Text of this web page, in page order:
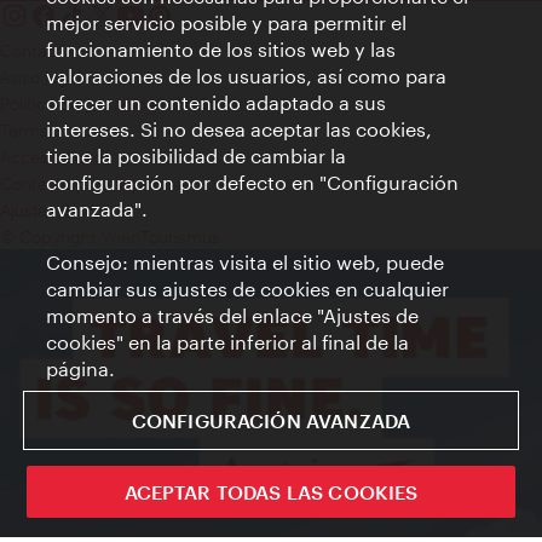
Contacto
Aviso legal
Política de privacidad de datos
Terms of Use
Accesibilidad
Contacto para la prensa
Ajustes de cookie
mejor servicio posible y para permitir el
funcionamiento de los sitios web y las
valoraciones de los usuarios, así como para
ofrecer un contenido adaptado a sus
intereses. Si no desea aceptar las cookies,
tiene la posibilidad de cambiar la
configuración por defecto en "Configuración
avanzada".
Consejo: mientras visita el sitio web, puede
cambiar sus ajustes de cookies en cualquier
momento a través del enlace "Ajustes de
cookies" en la parte inferior al final de la
página.
CONFIGURACIÓN AVANZADA
ACEPTAR TODAS LAS COOKIES